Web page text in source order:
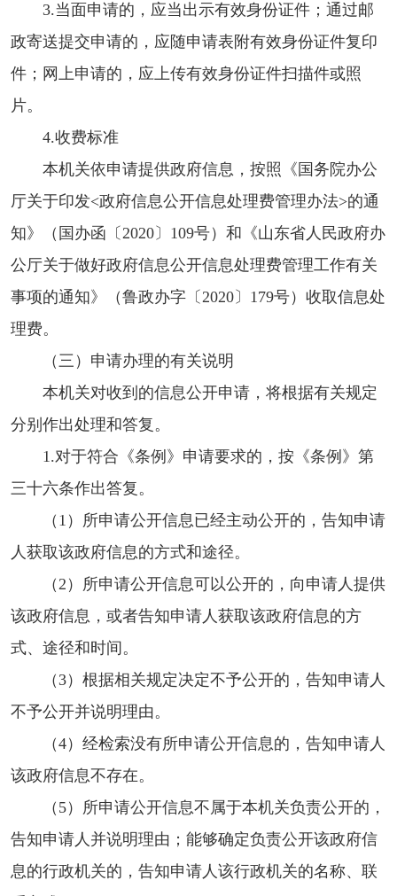
3.当面申请的，应当出示有效身份证件；通过邮
政寄送提交申请的，应随申请表附有效身份证件复印
件；网上申请的，应上传有效身份证件扫描件或照
片。
4.收费标准
本机关依申请提供政府信息，按照《国务院办公
厅关于印发<政府信息公开信息处理费管理办法>的通
知》（国办函〔2020〕109号）和《山东省人民政府办
公厅关于做好政府信息公开信息处理费管理工作有关
事项的通知》（鲁政办字〔2020〕179号）收取信息处
理费。
（三）申请办理的有关说明
本机关对收到的信息公开申请，将根据有关规定
分别作出处理和答复。
1.对于符合《条例》申请要求的，按《条例》第
三十六条作出答复。
（1）所申请公开信息已经主动公开的，告知申请
人获取该政府信息的方式和途径。
（2）所申请公开信息可以公开的，向申请人提供
该政府信息，或者告知申请人获取该政府信息的方
式、途径和时间。
（3）根据相关规定决定不予公开的，告知申请人
不予公开并说明理由。
（4）经检索没有所申请公开信息的，告知申请人
该政府信息不存在。
（5）所申请公开信息不属于本机关负责公开的，
告知申请人并说明理由；能够确定负责公开该政府信
息的行政机关的，告知申请人该行政机关的名称、联